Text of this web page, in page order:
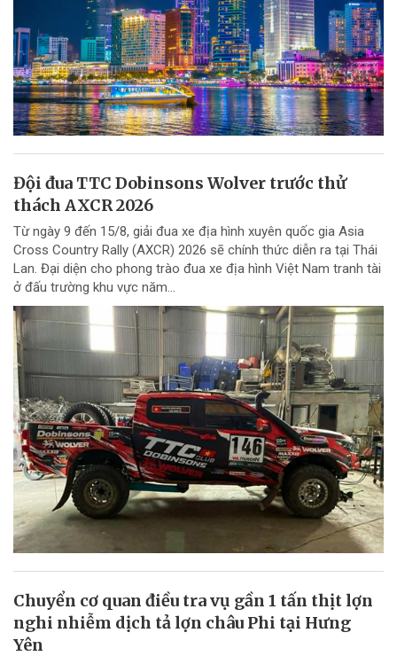
Đội đua TTC Dobinsons Wolver trước thử
thách AXCR 2026
Từ ngày 9 đến 15/8, giải đua xe địa hình xuyên quốc gia Asia
Cross Country Rally (AXCR) 2026 sẽ chính thức diễn ra tại Thái
Lan. Đại diện cho phong trào đua xe địa hình Việt Nam tranh tài
ở đấu trường khu vực năm...
Chuyển cơ quan điều tra vụ gần 1 tấn thịt lợn
nghi nhiễm dịch tả lợn châu Phi tại Hưng
Yên